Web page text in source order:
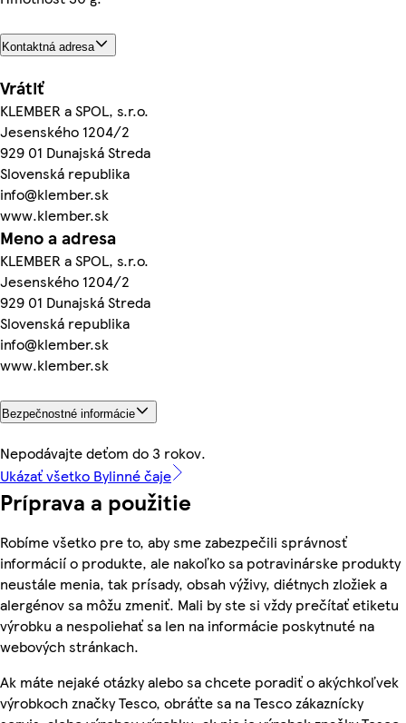
Kontaktná adresa
Vrátiť
KLEMBER a SPOL, s.r.o.
Jesenského 1204/2
929 01 Dunajská Streda
Slovenská republika
info@klember.sk
www.klember.sk
Meno a adresa
KLEMBER a SPOL, s.r.o.
Jesenského 1204/2
929 01 Dunajská Streda
Slovenská republika
info@klember.sk
www.klember.sk
Bezpečnostné informácie
Nepodávajte deťom do 3 rokov.
Ukázať všetko Bylinné čaje
Príprava a použitie
Robíme všetko pre to, aby sme zabezpečili správnosť
informácií o produkte, ale nakoľko sa potravinárske produkty
neustále menia, tak prísady, obsah výživy, diétnych zložiek a
alergénov sa môžu zmeniť. Mali by ste si vždy prečítať etiketu
výrobku a nespoliehať sa len na informácie poskytnuté na
webových stránkach.
Ak máte nejaké otázky alebo sa chcete poradiť o akýchkoľvek
výrobkoch značky Tesco, obráťte sa na Tesco zákaznícky